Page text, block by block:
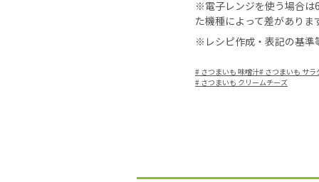
※電子レンジを使う場合は
た機種によって差があり
※レシピ作成・表記の基準
# さつまいも 味噌汁# さつまいも サラ
# さつまいも クリームチーズ